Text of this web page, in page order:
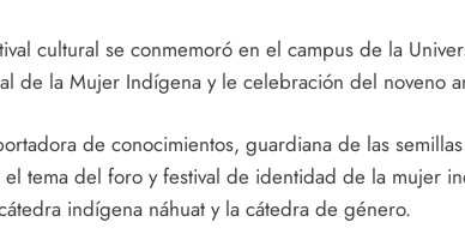
cultural se conmemoró en el campus de la
de la Mujer Indígena y le celebración del noveno
de conocimientos, guardiana de las
tema del foro y festival de identidad de la mujer
indígena náhuat y la cátedra de género.